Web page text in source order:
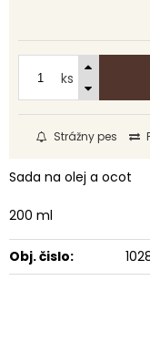
ks
Strážny pes
Sada na olej a ocot
200 ml
Obj. čislo: